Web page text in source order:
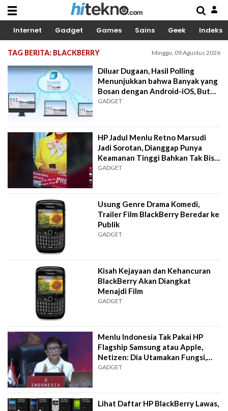
Internet Gadget Games Sains Geek Indeks
TAG BERITA: BLACKBERRY Minggu, 09 Agustus 2026
Diluar Dugaan, Hasil Polling
Menunjukkan bahwa Banyak yang
Bosan dengan Android-iOS, Butuh
OS Ketiga?
GADGET
HP Jadul Menlu Retno Marsudi
Jadi Sorotan, Dianggap Punya
Keamanan Tinggi Bahkan Tak Bisa
Disadap
GADGET
Usung Genre Drama Komedi,
Trailer Film BlackBerry Beredar ke
Publik
GADGET
Kisah Kejayaan dan Kehancuran
BlackBerry Akan Diangkat
Menajdi Film
GADGET
Menlu Indonesia Tak Pakai HP
Flagship Samsung atau Apple,
Netizen: Dia Utamakan Fungsi,
Bukan Gengsi
GADGET
Lihat Daftar HP BlackBerry Lawas,